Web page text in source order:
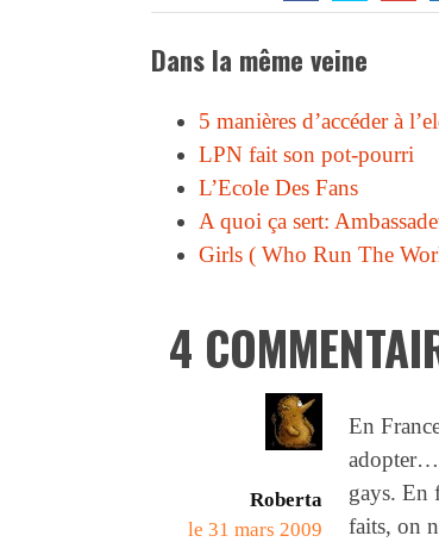
Dans la même veine
5 manières d’accéder à
LPN fait son pot-pourri
L’Ecole Des Fans
A quoi ça sert:
Girls ( Who Run The
4
Roberta
le 31 mars 2009
En
adopter…
gays. En
faits, on